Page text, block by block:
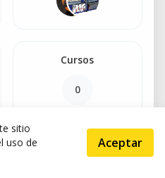
Cursos
0
sitio
uso de
Aceptar